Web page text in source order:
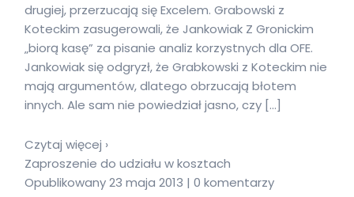
drugiej, przerzucają się Excelem. Grabowski z
Koteckim zasugerowali, że Jankowiak Z Gronickim
„biorą kasę” za pisanie analiz korzystnych dla OFE.
Jankowiak się odgryzł, że Grabkowski z Koteckim nie
mają argumentów, dlatego obrzucają błotem
innych. Ale sam nie powiedział jasno, czy […]
Czytaj więcej ›
Zaproszenie do udziału w kosztach
Opublikowany 23 maja 2013 | 0 komentarzy